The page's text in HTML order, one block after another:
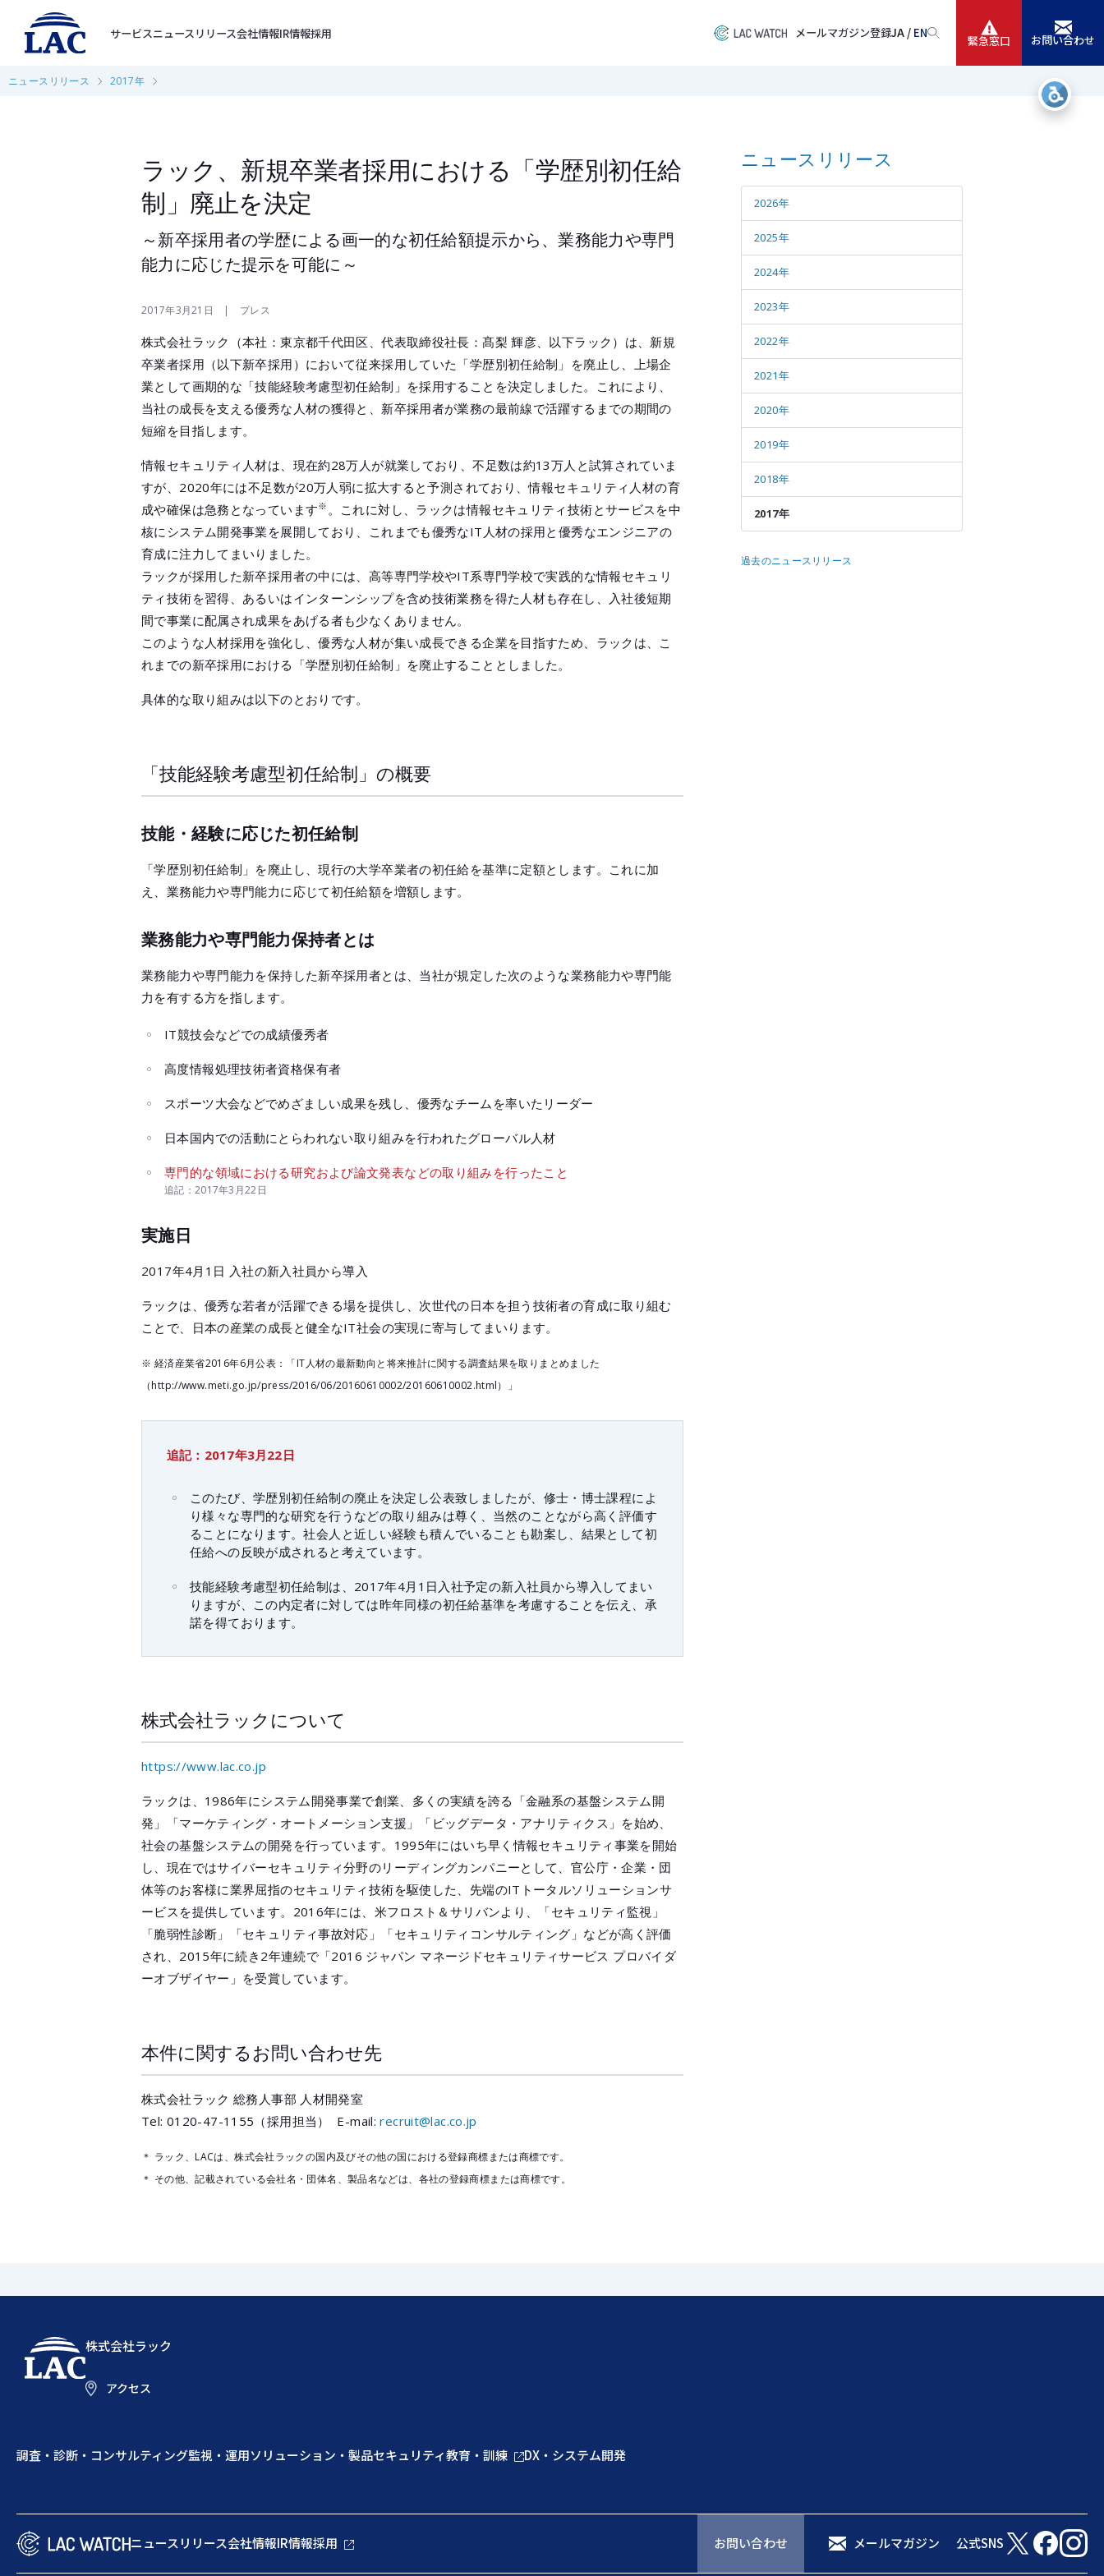
サービスニュースリリース会社情報IR情報採用 メールマガジン登録JA / EN 緊急窓口 お問い合わせ
会社情報
採用
ニュースリリース 2017年
ラック、新規卒業者採用における「学歴別初任給
制」廃止を決定
～新卒採用者の学歴による画一的な初任給額提示から、業務能力や専門
能力に応じた提示を可能に～
2017年3月21日 | プレス
株式会社ラック（本社：東京都千代田区、代表取締役社長：髙梨 輝彦、以下ラック）は、新規
卒業者採用（以下新卒採用）において従来採用していた「学歴別初任給制」を廃止し、上場企
業として画期的な「技能経験考慮型初任給制」を採用することを決定しました。これにより、
当社の成長を支える優秀な人材の獲得と、新卒採用者が業務の最前線で活躍するまでの期間の
短縮を目指します。
情報セキュリティ人材は、現在約28万人が就業しており、不足数は約13万人と試算されていま
すが、2020年には不足数が20万人弱に拡大すると予測されており、情報セキュリティ人材の育
成や確保は急務となっています※ 。これに対し、ラックは情報セキュリティ技術とサービスを中
核にシステム開発事業を展開しており、これまでも優秀なIT人材の採用と優秀なエンジニアの
育成に注力してまいりました。
ラックが採用した新卒採用者の中には、高等専門学校やIT系専門学校で実践的な情報セキュリ
ティ技術を習得、あるいはインターンシップを含め技術業務を得た人材も存在し、入社後短期
間で事業に配属され成果をあげる者も少なくありません。
このような人材採用を強化し、優秀な人材が集い成長できる企業を目指すため、ラックは、こ
れまでの新卒採用における「学歴別初任給制」を廃止することとしました。
具体的な取り組みは以下のとおりです。
「技能経験考慮型初任給制」の概要
技能・経験に応じた初任給制
「学歴別初任給制」を廃止し、現行の大学卒業者の初任給を基準に定額とします。これに加
え、業務能力や専門能力に応じて初任給額を増額します。
業務能力や専門能力保持者とは
業務能力や専門能力を保持した新卒採用者とは、当社が規定した次のような業務能力や専門能
力を有する方を指します。
IT競技会などでの成績優秀者
高度情報処理技術者資格保有者
スポーツ大会などでめざましい成果を残し、優秀なチームを率いたリーダー
日本国内での活動にとらわれない取り組みを行われたグローバル人材
専門的な領域における研究および論文発表などの取り組みを行ったこと
追記：2017年3月22日
実施日
2017年4月1日 入社の新入社員から導入
ラックは、優秀な若者が活躍できる場を提供し、次世代の日本を担う技術者の育成に取り組む
ことで、日本の産業の成長と健全なIT社会の実現に寄与してまいります。
※ 経済産業省2016年6月公表：「IT人材の最新動向と将来推計に関する調査結果を取りまとめました
（http://www.meti.go.jp/press/2016/06/20160610002/20160610002.html）」
追記：2017年3月22日
このたび、学歴別初任給制の廃止を決定し公表致しましたが、修士・博士課程によ
り様々な専門的な研究を行うなどの取り組みは尊く、当然のことながら高く評価す
ることになります。社会人と近しい経験も積んでいることも勘案し、結果として初
任給への反映が成されると考えています。
技能経験考慮型初任給制は、2017年4月1日入社予定の新入社員から導入してまい
りますが、この内定者に対しては昨年同様の初任給基準を考慮することを伝え、承
諾を得ております。
株式会社ラックについて
https://www.lac.co.jp
ラックは、1986年にシステム開発事業で創業、多くの実績を誇る「金融系の基盤システム開
発」「マーケティング・オートメーション支援」「ビッグデータ・アナリティクス」を始め、
社会の基盤システムの開発を行っています。1995年にはいち早く情報セキュリティ事業を開始
し、現在ではサイバーセキュリティ分野のリーディングカンパニーとして、官公庁・企業・団
体等のお客様に業界屈指のセキュリティ技術を駆使した、先端のITトータルソリューションサ
ービスを提供しています。2016年には、米フロスト＆サリバンより、「セキュリティ監視」
「脆弱性診断」「セキュリティ事故対応」「セキュリティコンサルティング」などが高く評価
され、2015年に続き2年連続で「2016 ジャパン マネージドセキュリティサービス プロバイダ
ーオブザイヤー」を受賞しています。
本件に関するお問い合わせ先
株式会社ラック 総務人事部 人材開発室
Tel: 0120-47-1155（採用担当） E-mail:recruit@lac.co.jp
＊ ラック、LACは、株式会社ラックの国内及びその他の国における登録商標または商標です。
＊ その他、記載されている会社名・団体名、製品名などは、各社の登録商標または商標です。
ニュースリリース
2026年
2025年
2024年
2023年
2022年
2021年
2020年
2019年
2018年
2017年
過去のニュースリリース
株式会社ラック
アクセス
調査・診断・コンサルティング監視・運用ソリューション・製品セキュリティ教育・訓練 DX・システム開発
ニュースリリース会社情報IR情報採用 お問い合わせ メールマガジン 公式SNS